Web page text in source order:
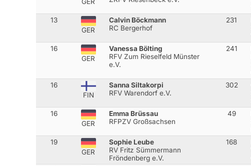
13
GER
Calvin Böckmann
RC Bergerhof
231
16
GER
Vanessa Bölting
RFV Zum Rieselfeld Münster
e.V.
241
16
FIN
Sanna Siltakorpi
RFV Warendorf e.V.
302
16
GER
Emma Brüssau
RFPZV Großsachsen
49
19
GER
Sophie Leube
RV Fritz Sümmermann
Fröndenberg e.V.
168